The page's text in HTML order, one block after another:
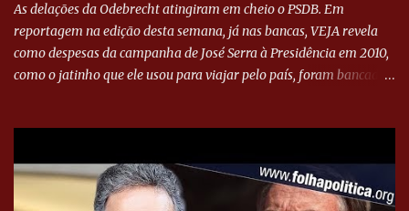
As delações da Odebrecht atingiram em cheio o PSDB. Em
reportagem na edição desta semana, já nas bancas, VEJA revela
como despesas da campanha de José Serra à Presidência em 2010,
como o jatinho que ele usou para viajar pelo país, foram bancadas
Executiva Nacional do PSDB (Valter Campanato/Agência Brasil) O
texto também põe fim a um mistério: três fontes confirmaram à
revista que o codinome “santo” que aparece em planilhas da